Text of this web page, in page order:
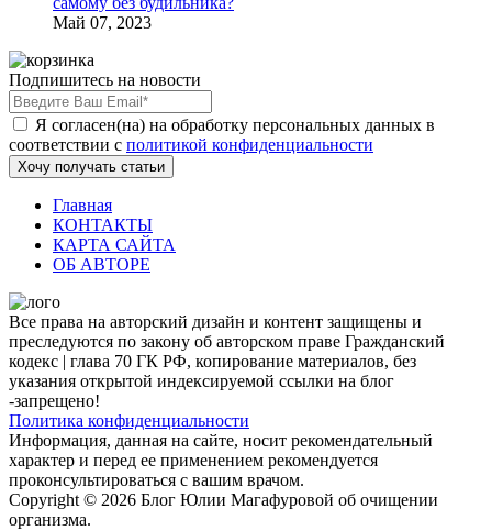
Май 07, 2023
Подпишитесь на новости
Я согласен(на) на обработку персональных данных в
соответствии с политикой конфиденциальности
Хочу получать статьи
Главная
КОНТАКТЫ
КАРТА САЙТА
ОБ АВТОРЕ
Все права на авторский дизайн и контент защищены и
преследуются по закону об авторском праве Гражданский
кодекс | глава 70 ГК РФ, копирование материалов, без
указания открытой индексируемой ссылки на блог
-запрещено!
Политика конфиденциальности
Информация, данная на сайте, носит рекомендательный
характер и перед ее применением рекомендуется
проконсультироваться с вашим врачом.
Copyright © 2026 Блог Юлии Магафуровой об очищении
организма.